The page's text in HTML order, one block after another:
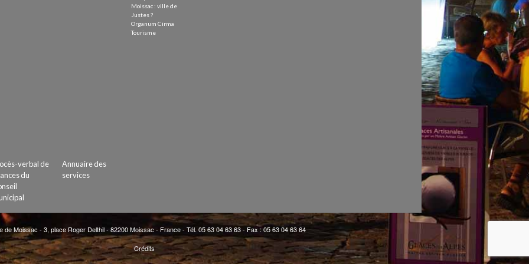
Moissac : ville de
Justes ?
Organum Cirma
Tourisme
verbal de
du
Annuaire des
services
de Moissac - 3, place Roger Delthil - 82200 Moissac - France - Tél. 05 63 04 63 63 - Fax : 05 63 04 63 64
Crédits